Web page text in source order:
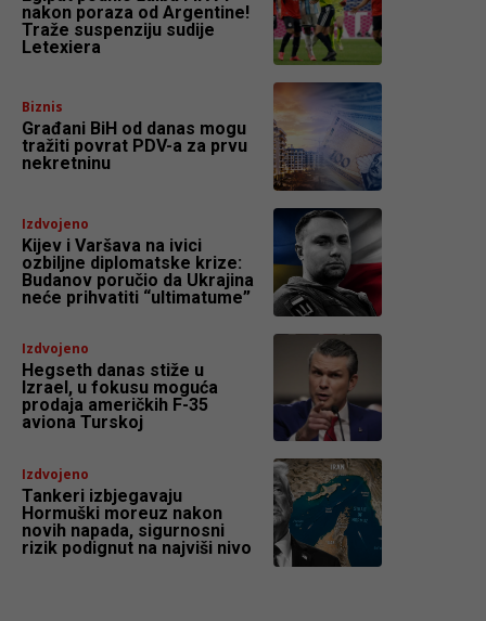
nakon poraza od Argentine!
Traže suspenziju sudije
Letexiera
Biznis
Građani BiH od danas mogu
tražiti povrat PDV-a za prvu
nekretninu
Izdvojeno
Kijev i Varšava na ivici
ozbiljne diplomatske krize:
Budanov poručio da Ukrajina
neće prihvatiti “ultimatume”
Izdvojeno
Hegseth danas stiže u
Izrael, u fokusu moguća
prodaja američkih F-35
aviona Turskoj
Izdvojeno
Tankeri izbjegavaju
Hormuški moreuz nakon
novih napada, sigurnosni
rizik podignut na najviši nivo